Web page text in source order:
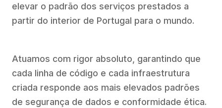
elevar o padrão dos serviços prestados a
partir do interior de Portugal para o mundo.
Atuamos com rigor absoluto, garantindo que
cada linha de código e cada infraestrutura
criada responde aos mais elevados padrões
de segurança de dados e conformidade ética.